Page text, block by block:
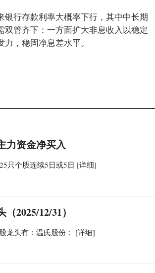
行存款利率大概率下行，其中中长期
管齐下：一方面扩大非息收入以稳定
，稳固净息差水平。
力资金净买入
只个股连续5日或5日 [详细]
2025/12/31）
龙头有：温氏股份： [详细]